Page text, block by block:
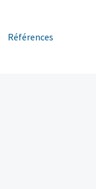
Références